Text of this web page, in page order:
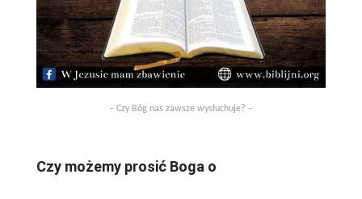
– Czy Bóg nas zawsze wysłuchuje? –
Czy możemy prosić Boga o